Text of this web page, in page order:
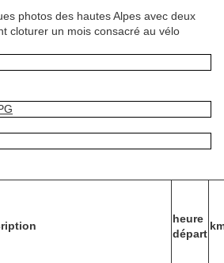
photos des hautes Alpes avec deux
cloturer un mois consacré au vélo
heure
départ